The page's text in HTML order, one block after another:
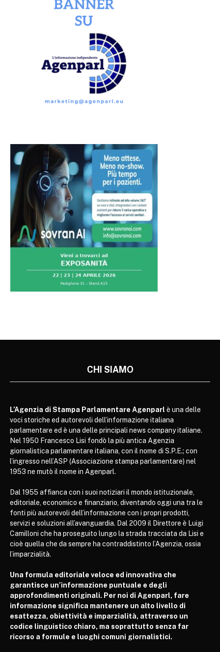
CHI SIAMO
L’Agenzia di Stampa Parlamentare Agenparl è una delle
voci storiche ed autorevoli dell’informazione italiana
parlamentare ed è una delle principali news company italiane.
Nel 1950 Francesco Lisi fondò la più antica Agenzia
giornalistica parlamentare italiana, con il nome di S.P.E.; con
l’ingresso nell’ASP (Associazione stampa parlamentare) nel
1953 ne mutò il nome in Agenparl.
Dal 1955 affianca con i suoi notiziari il mondo istituzionale,
editoriale, economico e finanziario, diventando oggi una tra le
fonti più autorevoli dell’informazione con i propri prodotti,
servizi e soluzioni all’avanguardia. Dal 2009 il Direttore è Luigi
Camilloni che ha proseguito lungo la strada tracciata da Lisi e
cioè quella che da sempre ha contraddistinto l’Agenzia, ossia
l’imparzialità.
Una formula editoriale veloce ed innovativa che
garantisce un’informazione puntuale e degli
approfondimenti originali. Per noi di Agenparl, fare
informazione significa mantenere un alto livello di
esattezza, obiettività e imparzialità, attraverso un
codice linguistico chiaro, ma soprattutto senza far
ricorso a formule e luoghi comuni giornalistici.